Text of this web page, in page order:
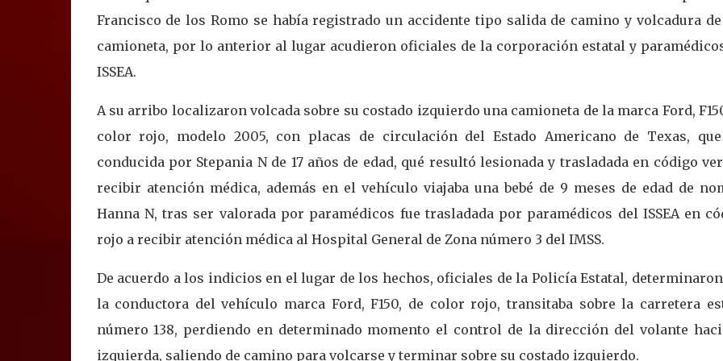
Francisco de los Romo se había registrado un accidente tipo salida de camino y volcadura
camioneta, por lo anterior al lugar acudieron oficiales de la corporación estatal y
ISSEA.
A su arribo localizaron volcada sobre su costado izquierdo una camioneta de la marca Ford,
color rojo, modelo 2005, con placas de circulación del Estado Americano de Texas,
conducida por Stepania N de 17 años de edad, qué resultó lesionada y trasladada en código
recibir atención médica, además en el vehículo viajaba una bebé de 9 meses de edad de
Hanna N, tras ser valorada por paramédicos fue trasladada por paramédicos del ISSEA en
rojo a recibir atención médica al Hospital General de Zona número 3 del IMSS.
De acuerdo a los indicios en el lugar de los hechos, oficiales de la Policía Estatal,
la conductora del vehículo marca Ford, F150, de color rojo, transitaba sobre la carretera
número 138, perdiendo en determinado momento el control de la dirección del volante
izquierda, saliendo de camino para volcarse y terminar sobre su costado izquierdo.